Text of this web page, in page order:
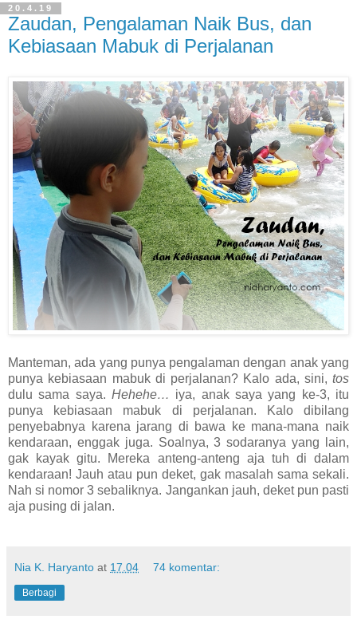
20.4.19
Zaudan, Pengalaman Naik Bus, dan
Kebiasaan Mabuk di Perjalanan
Manteman, ada yang punya pengalaman dengan anak yang
punya kebiasaan mabuk di perjalanan? Kalo ada, sini, tos
dulu sama saya. Hehehe… iya, anak saya yang ke-3, itu
punya kebiasaan mabuk di perjalanan. Kalo dibilang
penyebabnya karena jarang di bawa ke mana-mana naik
kendaraan, enggak juga. Soalnya, 3 sodaranya yang lain,
gak kayak gitu. Mereka anteng-anteng aja tuh di dalam
kendaraan! Jauh atau pun deket, gak masalah sama sekali.
Nah si nomor 3 sebaliknya. Jangankan jauh, deket pun pasti
aja pusing di jalan.
Nia K. Haryanto at 17.04 74 komentar:
Berbagi